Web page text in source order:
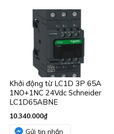
Khởi động từ LC1D 3P 65A
1NO+1NC 24Vdc Schneider
LC1D65ABNE
10.340.000₫
Gửi tin nhắn